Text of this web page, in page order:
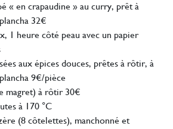
« en crapaudine » au curry, prêt à
32€
1 heure côté peau avec un papier
aux épices douces, prêtes à rôtir, à
9€/pièce
magret) à rôtir 30€
à 170 °C
(8 côtelettes), manchonné et